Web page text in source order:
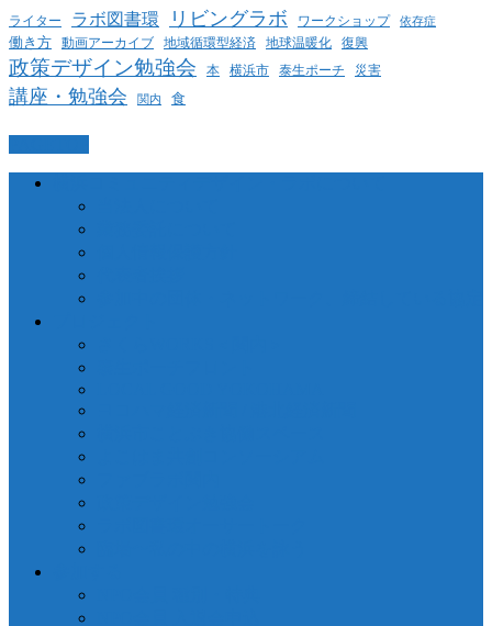
ライター ラボ図書環 リビングラボ ワークショップ 依存症
働き方 動画アーカイブ 地域循環型経済 地球温暖化 復興
政策デザイン勉強会 本 横浜市 泰生ポーチ 災害
講座・勉強会 関内 食